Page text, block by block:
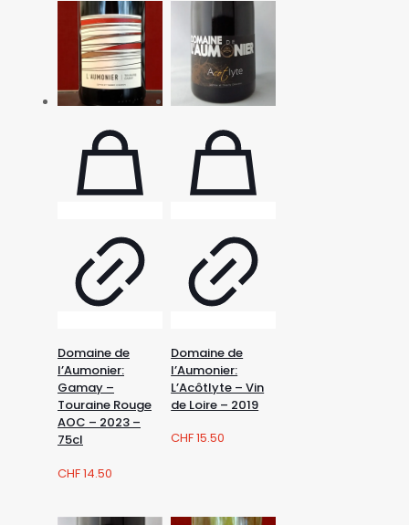
Domaine de
l’Aumonier:
Gamay –
Touraine Rouge
AOC – 2023 –
75cl
CHF14.50
Domaine de
l’Aumonier:
L’Acôtlyte – Vin
de Loire – 2019
CHF15.50